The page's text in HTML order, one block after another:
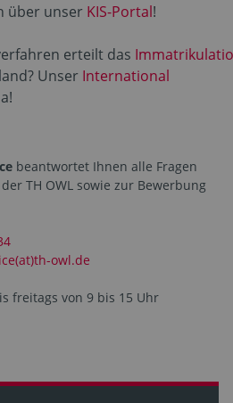
über unser KIS-Portal!
erteilt das
Unser International
beantwortet Ihnen alle Fragen
TH OWL sowie zur Bewerbung
owl.de
freitags von 9 bis 15 Uhr